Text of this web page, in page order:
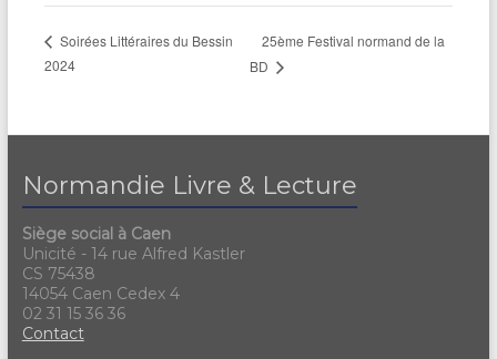
Soirées Littéraires du Bessin
2024
25ème Festival normand de la
BD
Normandie Livre & Lecture
Siège social à Caen
Unicité - 14 rue Alfred Kastler
CS 75438
14054 Caen Cedex 4
02 31 15 36 36
Contact